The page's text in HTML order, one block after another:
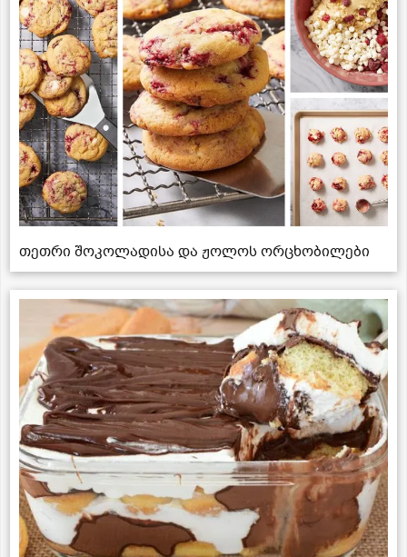
თეთრი შოკოლადისა და ჟოლოს ორცხობილები